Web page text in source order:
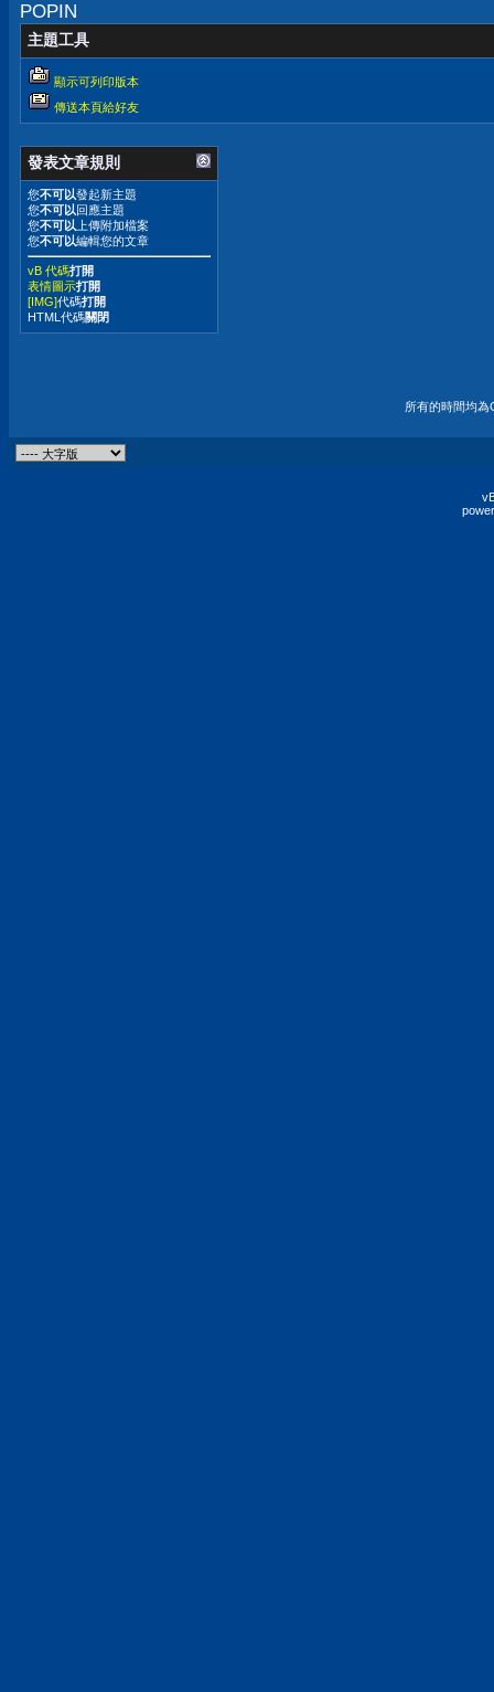
POPIN
主題工具
顯示可列印版本
傳送本頁給好友
發表文章規則
您不可以發起新主題
您不可以回應主題
您不可以 上傳附加檔案
您不可以編輯您的文章
vB 代碼打開
表情圖示打開
[IMG]代碼打開
HTML代碼關閉
所有的時間均為